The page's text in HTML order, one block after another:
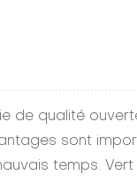
de qualité
sont
temps.